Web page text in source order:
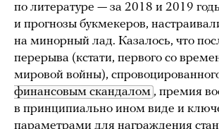
по литературе — за 2018 и 2019
и прогнозы букмекеров,
на минорный лад. Казалось, что
перерыва (кстати, первого со
мировой войны),
финансовым скандалом , премия
в принципиально ином виде и
параметрами для награждения